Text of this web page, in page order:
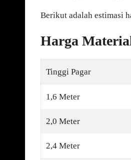
Berikut adalah estimasi
Harga
Tinggi Pagar
1,6 Meter
2,0 Meter
2,4 Meter